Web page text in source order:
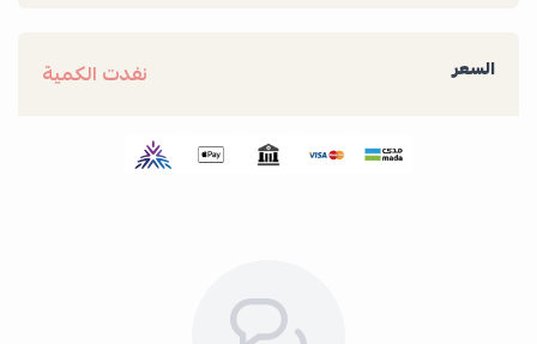
السعر نفدت الكمية